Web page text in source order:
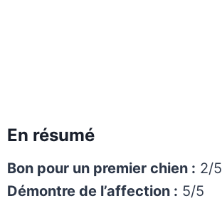
En résumé
Bon pour un premier chien : 2/5
Démontre de l’affection : 5/5